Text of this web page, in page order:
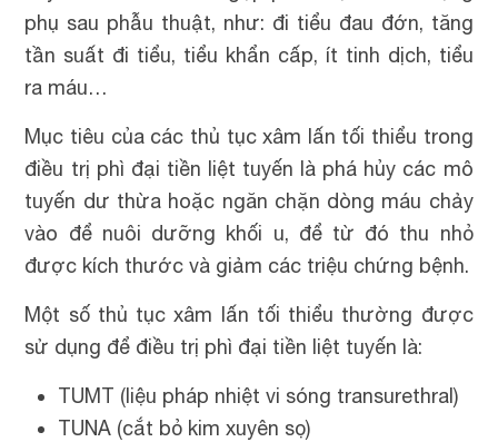
phụ sau phẫu thuật, như: đi tiểu đau đớn, tăng
tần suất đi tiểu, tiểu khẩn cấp, ít tinh dịch, tiểu
ra máu…
Mục tiêu của các thủ tục xâm lấn tối thiểu trong
điều trị phì đại tiền liệt tuyến là phá hủy các mô
tuyến dư thừa hoặc ngăn chặn dòng máu chảy
vào để nuôi dưỡng khối u, để từ đó thu nhỏ
được kích thước và giảm các triệu chứng bệnh.
Một số thủ tục xâm lấn tối thiểu thường được
sử dụng để điều trị phì đại tiền liệt tuyến là:
TUMT (liệu pháp nhiệt vi sóng transurethral)
TUNA (cắt bỏ kim xuyên sọ)